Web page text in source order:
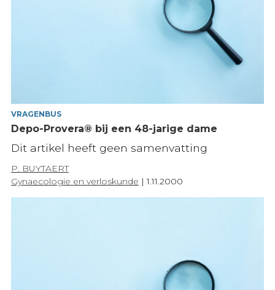
VRAGENBUS
Depo-Provera® bij een 48-jarige dame
Dit artikel heeft geen samenvatting
P. BUYTAERT
Gynaecologie en verloskunde |1.11.2000